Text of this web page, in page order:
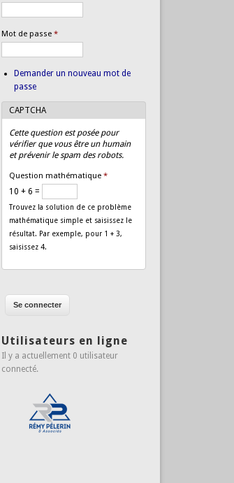
Mot de passe *
Demander un nouveau mot de
passe
CAPTCHA
Cette question est posée pour
vérifier que vous être un humain
et prévenir le spam des robots.
Question mathématique *
10 + 6 =
Trouvez la solution de ce problème
mathématique simple et saisissez le
résultat. Par exemple, pour 1 + 3,
saisissez 4.
Utilisateurs en ligne
Il y a actuellement 0 utilisateur
connecté.